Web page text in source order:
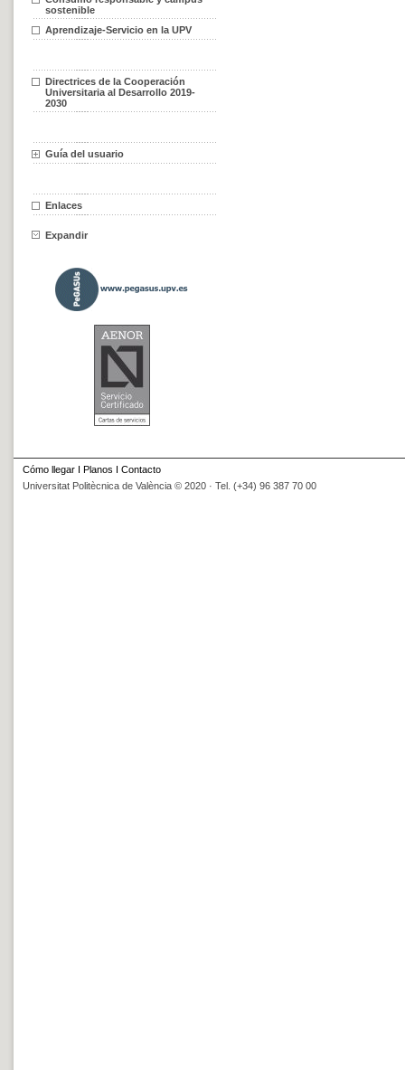
sostenible
Aprendizaje-Servicio en la UPV
Directrices de la Cooperación
Universitaria al Desarrollo 2019-
2030
Guía del usuario
Enlaces
Expandir
Cómo llegar I Planos I Contacto
Universitat Politècnica de València © 2020 · Tel. (+34) 96 387 70 00